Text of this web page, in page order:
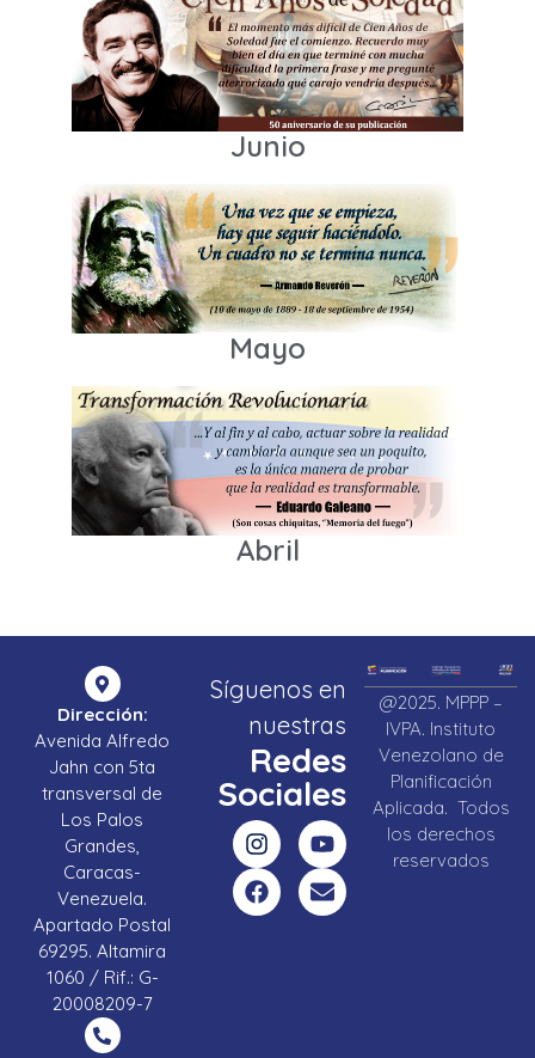
Junio
Mayo
Abril
Dirección:
Avenida Alfredo
Jahn con 5ta
transversal de
Los Palos
Grandes,
Caracas-
Venezuela.
Apartado Postal
69295. Altamira
1060 / Rif.: G-
20008209-7
Síguenos en
nuestras
Redes
Sociales
@2025. MPPP –
IVPA. Instituto
Venezolano de
Planificación
Aplicada. Todos
los derechos
reservados